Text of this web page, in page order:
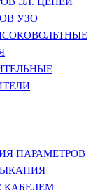
УЗО
ПАРАМЕТРОВ
КАБЕЛЕМ